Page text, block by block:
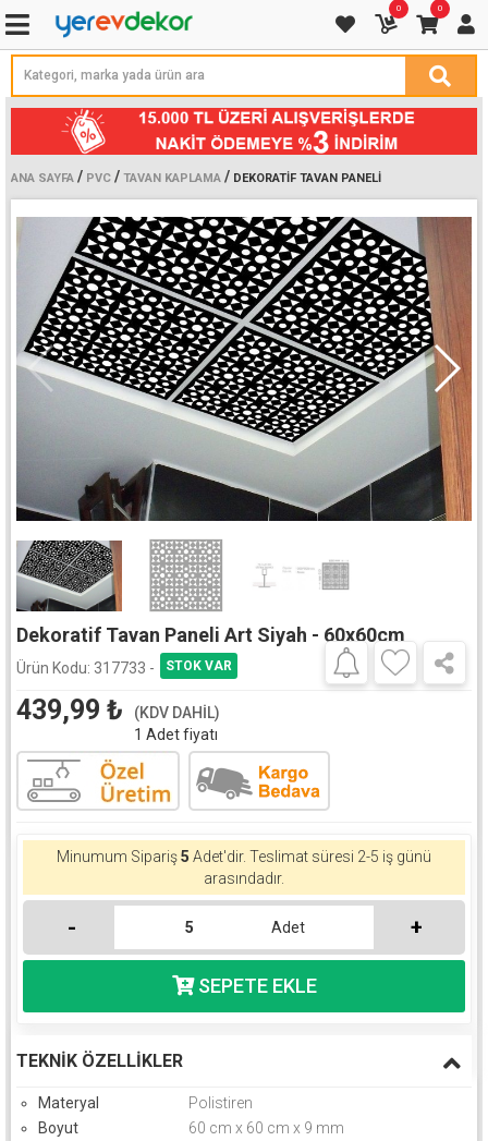
0 0
ANA SAYFA / PVC / TAVAN KAPLAMA / DEKORATIF TAVAN PANELI
Dekoratif Tavan Paneli Art Siyah - 60x60cm
Ürün Kodu: 317733 -
439,99 ₺
(KDV DAHİL)
1 Adet fiyatı
Minumum Sipariş5 Adet'dir. Teslimat süresi 2-5 iş günü
arasındadır.
- Adet +
TEKNIK ÖZELLIKLER
Materyal
Polistiren
Boyut
60 cm x 60 cm x 9 mm